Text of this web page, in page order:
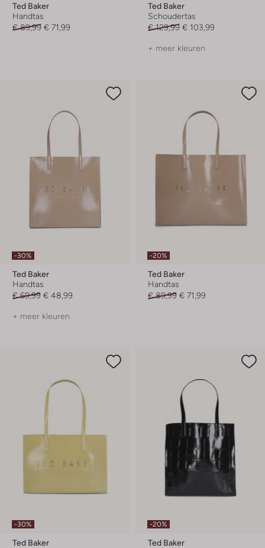
Ted Baker
Handtas
€ 89,99 € 71,99
Ted Baker
Schoudertas
€ 129,99 € 103,99
+ meer kleuren
-30%
Ted Baker
Handtas
€ 69,99 € 48,99
+ meer kleuren
-20%
Ted Baker
Handtas
€ 89,99 € 71,99
-30%
Ted Baker
-20%
Ted Baker